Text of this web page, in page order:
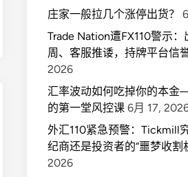
庄家一般拉几个涨停出货？
Trade Nation遭FX110警示
周、客服推诿，持牌平台信
2026
汇率波动如何吃掉你的本
的第一堂风控课 6月 17,
外汇110紧急预警：Tickmill
纪商还是投资者的“噩梦收割
2026